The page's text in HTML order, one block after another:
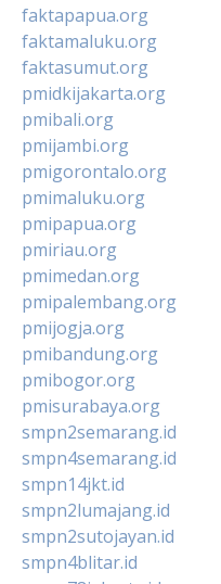
faktapapua.org
faktamaluku.org
faktasumut.org
pmidkijakarta.org
pmibali.org
pmijambi.org
pmigorontalo.org
pmimaluku.org
pmipapua.org
pmiriau.org
pmimedan.org
pmipalembang.org
pmijogja.org
pmibandung.org
pmibogor.org
pmisurabaya.org
smpn2semarang.id
smpn4semarang.id
smpn14jkt.id
smpn2lumajang.id
smpn2sutojayan.id
smpn4blitar.id